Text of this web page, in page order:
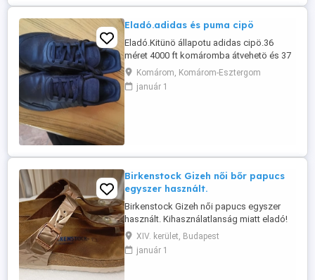
Eladó.adidas és puma cipö
Eladó.Kitünö állapotu adidas cipö.36
méret 4000 ft komáromba átvehetö és 37
es sport cipö.3500 Férfi puma cipö 39
méret 4000 ft.Posta nincs
Komárom, Komárom-Esztergom
január 1
Birkenstock Gizeh női bőr papucs
egyszer használt.
Birkenstock Gizeh női papucs egyszer
használt. Kihasználatlanság miatt eladó!
XIV. kerület, Budapest
január 1